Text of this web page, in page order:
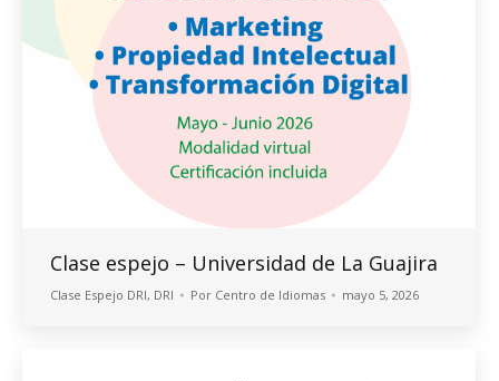
Clase espejo – Universidad de La Guajira
Clase Espejo DRI, DRI Por Centro de Idiomas mayo 5, 2026